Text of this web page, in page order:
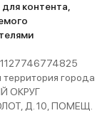
контента,
города
ОКРУГ
Д. 10, ПОМЕЩ.